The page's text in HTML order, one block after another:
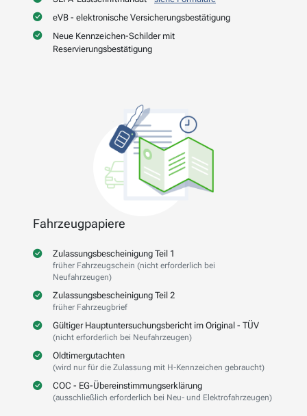
eVB - elektronische Versicherungsbestätigung
Neue Kennzeichen-Schilder mit
Reservierungsbestätigung
Fahrzeugpapiere
Zulassungsbescheinigung Teil 1
früher Fahrzeugschein (nicht erforderlich bei
Neufahrzeugen)
Zulassungsbescheinigung Teil 2
früher Fahrzeugbrief
Gültiger Hauptuntersuchungsbericht im Original - TÜV
(nicht erforderlich bei Neufahrzeugen)
Oldtimergutachten
(wird nur für die Zulassung mit H-Kennzeichen gebraucht)
COC - EG-Übereinstimmungserklärung
(ausschließlich erforderlich bei Neu- und Elektrofahrzeugen)